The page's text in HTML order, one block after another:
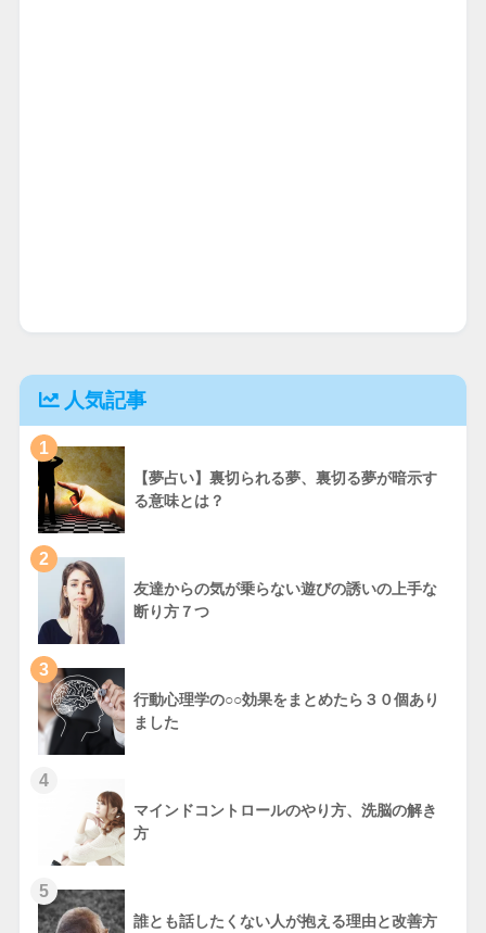
人気記事
1
【夢占い】裏切られる夢、裏切る夢が暗示す
る意味とは？
2
友達からの気が乗らない遊びの誘いの上手な
断り方７つ
3
行動心理学の○○効果をまとめたら３０個あり
ました
4
マインドコントロールのやり方、洗脳の解き
方
5
誰とも話したくない人が抱える理由と改善方